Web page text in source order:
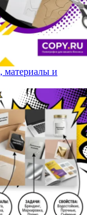
материалы и